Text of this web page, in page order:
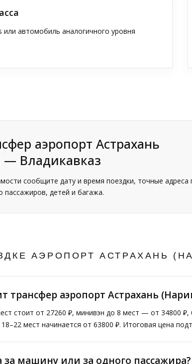
или автомобиль аналогичного уровня
аэропорт Астрахань
Владикавказ
сообщите дату и время поездки, точные адреса
пассажиров, детей и багажа.
АЭРОПОРТ АСТРАХАНЬ
трансфер аэропорт Астрахань
стоит от 27260 ₽, минивэн до 8 мест — от 34800
мест начинается от 63800 ₽. Итоговая цена
за машину или за одного пассажира?